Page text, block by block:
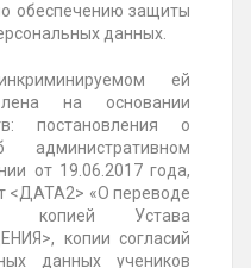
обеспечению защиты
данных.
ей
на основании
постановления о
от 19.06.2017 года,
<ДАТА2> «О переводе
копией Устава
копии согласий
данных учеников